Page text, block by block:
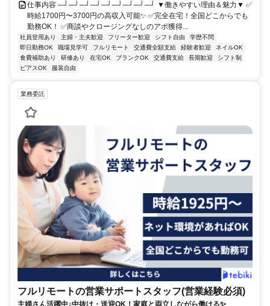
仕事内容 ─┘─┘─┘─┘─┘─┘─┘─┘─┘ ▼働きやすい理由＆魅力▼ ✅
時給1700円〜3700円の高収入可能✨ ✅完全在宅！全国どこからでも
勤務OK！ ✅商談やクロージングなしのアポ獲得...
社員登用あり 主婦・主夫歓迎 フリーター歓迎 シフト自由
学歴不問
即日勤務OK
職場見学可 フルリモート 交通費全額支給 経験者歓迎
ネイルOK
食費補助あり
研修あり 在宅OK ブランクOK 交通費支給 長期歓迎
シフト制
ピアスOK
服装自由
業務委託
フルリモートの営業サポートスタッフ(営業経験必須)